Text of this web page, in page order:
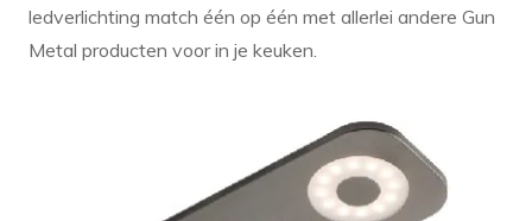
ledverlichting match één op één met allerlei andere Gun
Metal producten voor in je keuken.